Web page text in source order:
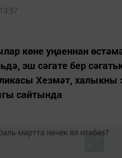
көне уңаеннан
эш сәгате бер
Хезмәт, халыкны
сайтында